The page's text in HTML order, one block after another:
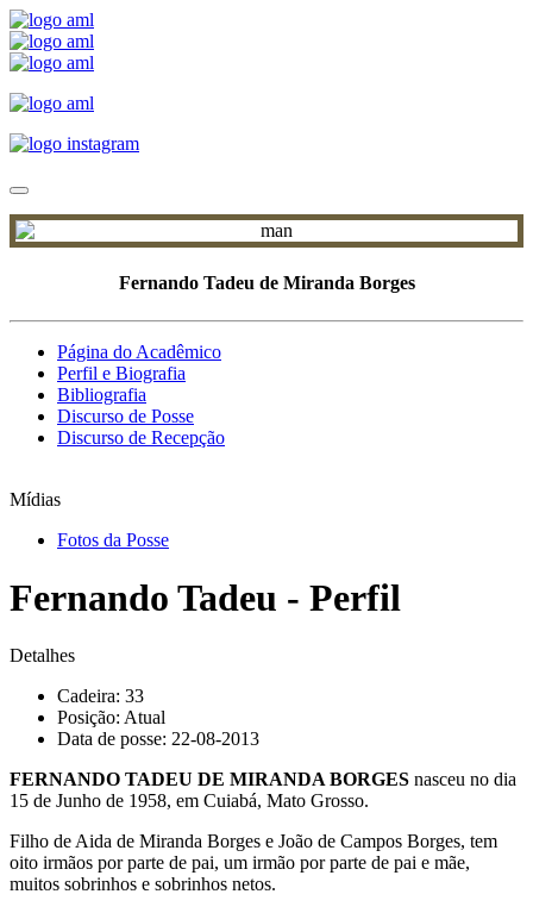
Fernando Tadeu de Miranda Borges
Página do Acadêmico
Perfil e Biografia
Bibliografia
Discurso de Posse
Discurso de Recepção
Mídias
Fotos da Posse
Fernando Tadeu - Perfil
Detalhes
Cadeira: 33
Posição: Atual
Data de posse: 22-08-2013
FERNANDO TADEU DE MIRANDA BORGES nasceu no dia
15 de Junho de 1958, em Cuiabá, Mato Grosso.
Filho de Aida de Miranda Borges e João de Campos Borges, tem
oito irmãos por parte de pai, um irmão por parte de pai e mãe,
muitos sobrinhos e sobrinhos netos.